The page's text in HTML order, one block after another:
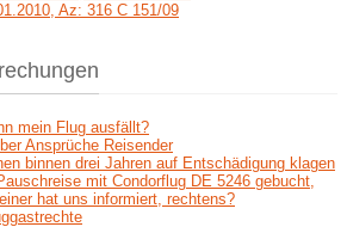
Az: 316 C 151/09
mein Flug ausfällt?
Ansprüche Reisender
binnen drei Jahren auf Entschädigung klagen
mit Condorflug DE 5246 gebucht,
hat uns informiert, rechtens?